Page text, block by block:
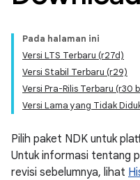
Pada halaman ini
Versi LTS Terbaru (r27d)
Versi Stabil Terbaru (r29)
Versi Pra-Rilis Terbaru (r30
Versi Lama yang Tidak
Pilih paket NDK untuk
Untuk informasi tentang
revisi sebelumnya, lihat